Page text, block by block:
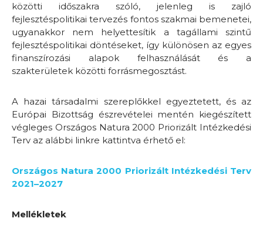
közötti időszakra szóló, jelenleg is zajló
fejlesztéspolitikai tervezés fontos szakmai bemenetei,
ugyanakkor nem helyettesítik a tagállami szintű
fejlesztéspolitikai döntéseket, így különösen az egyes
finanszírozási alapok felhasználását és a
szakterületek közötti forrásmegosztást.
A hazai társadalmi szereplőkkel egyeztetett, és az
Európai Bizottság észrevételei mentén kiegészített
végleges Országos Natura 2000 Priorizált Intézkedési
Terv az alábbi linkre kattintva érhető el:
Országos Natura 2000 Priorizált Intézkedési Terv
2021–2027
Mellékletek